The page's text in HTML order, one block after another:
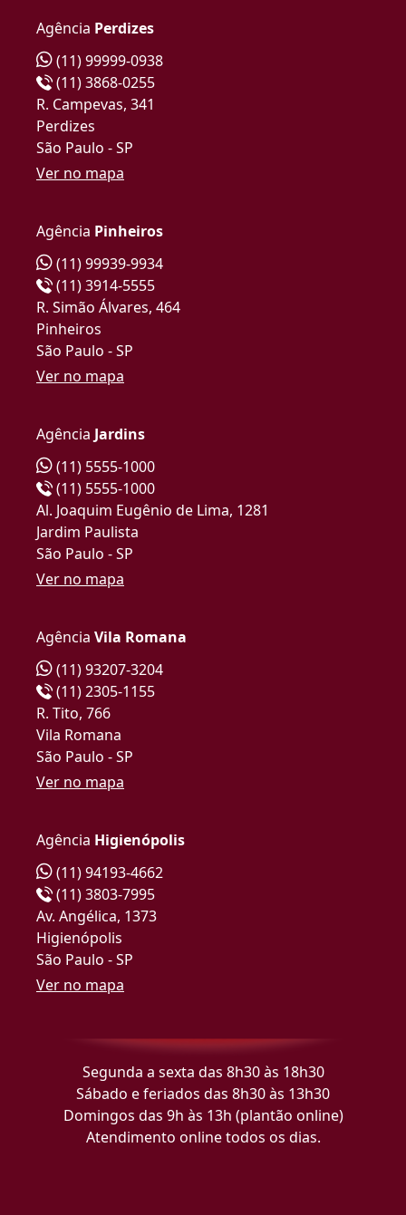
Agência Perdizes
(11) 99999-0938
(11) 3868-0255
R. Campevas, 341
Perdizes
São Paulo - SP
Ver no mapa
Agência Pinheiros
(11) 99939-9934
(11) 3914-5555
R. Simão Álvares, 464
Pinheiros
São Paulo - SP
Ver no mapa
Agência Jardins
(11) 5555-1000
(11) 5555-1000
Al. Joaquim Eugênio de Lima, 1281
Jardim Paulista
São Paulo - SP
Ver no mapa
Agência Vila Romana
(11) 93207-3204
(11) 2305-1155
R. Tito, 766
Vila Romana
São Paulo - SP
Ver no mapa
Agência Higienópolis
(11) 94193-4662
(11) 3803-7995
Av. Angélica, 1373
Higienópolis
São Paulo - SP
Ver no mapa
Segunda a sexta das 8h30 às 18h30
Sábado e feriados das 8h30 às 13h30
Domingos das 9h às 13h (plantão online)
Atendimento online todos os dias.